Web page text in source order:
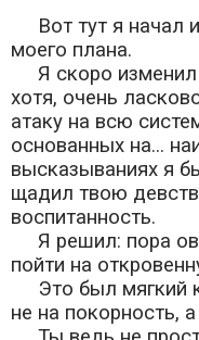
Вот тут я начал
моего плана.
Я скоро изменил
хотя, очень
атаку на всю
основанных на...
высказываниях я
щадил твою
воспитанность.
Я решил: пора
пойти на
Это был мягкий
не на покорность,